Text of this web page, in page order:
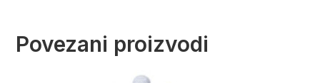
Povezani proizvodi